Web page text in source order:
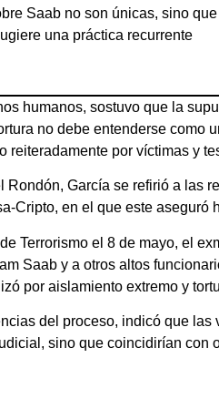
Saab no son únicas, sino
una práctica recurrente
humanos, sostuvo que la
no debe entenderse como
reiteradamente por víctimas y
García se refirió a las
Cripto, en el que este aseguró
Terrorismo el 8 de mayo, el
Saab y a otros altos
por aislamiento extremo y
del proceso, indicó que las
sino que coincidirían con